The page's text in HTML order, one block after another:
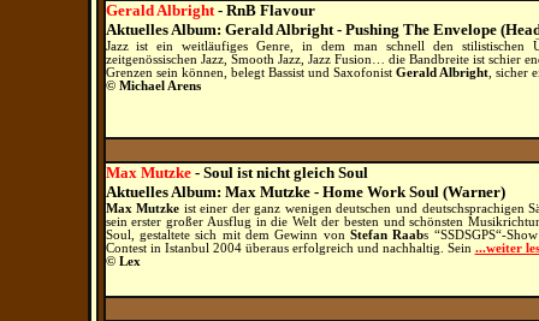
Gerald Albright- RnB Flavour
Aktuelles Album: Gerald Albright - Pushing The Envelope
Jazz ist ein weitläufiges Genre, in dem man schnell den
zeitgenössischen Jazz, Smooth Jazz, Jazz Fusion… die Bandbreite ist schier
Grenzen sein können, belegt Bassist und Saxofonist Gerald Albright, sicher
© Michael Arens
Max Mutzke- Soul ist nicht gleich Soul
Aktuelles Album: Max Mutzke - Home Work Soul (Warner)
Max Mutzke ist einer der ganz wenigen deutschen und deutschsprachigen
sein erster großer Ausflug in die Welt der besten und schönsten
Soul, gestaltete sich mit dem Gewinn von Stefan Raabs “SSDSGPS“-
Contest in Istanbul 2004 überaus erfolgreich und nachhaltig. Sein ...weiter
© Lex